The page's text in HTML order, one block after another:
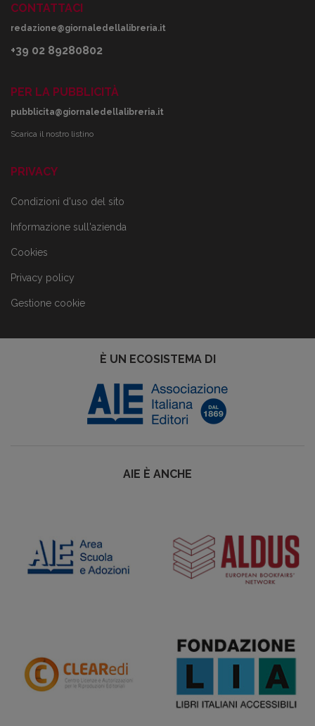
CONTATTACI
redazione@giornaledellalibreria.it
+39 02 89280802
PER LA PUBBLICITÀ
pubblicita@giornaledellalibreria.it
Scarica il nostro listino
PRIVACY
Condizioni d'uso del sito
Informazione sull'azienda
Cookies
Privacy policy
Gestione cookie
È UN ECOSISTEMA DI
AIE È ANCHE